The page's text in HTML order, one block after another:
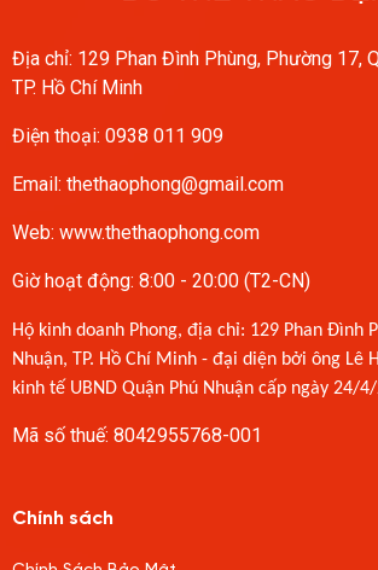
Địa chỉ: 129 Phan Đình Phùng, Phường 17,
TP. Hồ Chí Minh
Điện thoại: 0938 011 909
Email: thethaophong@gmail.com
Web: www.thethaophong.com
Giờ hoạt động: 8:00 - 20:00 (T2-CN)
Hộ kinh doanh Phong, địa chỉ: 129 Phan Đình
Nhuận, TP. Hồ Chí Minh - đại diện bởi ông Lê
kinh tế UBND Quận Phú Nhuận cấp ngày 24/
Mã số thuế: 8042955768-001
Chính sách